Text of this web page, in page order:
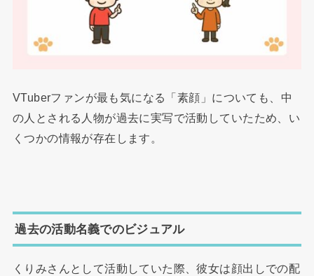
VTuberファンが最も気になる「素顔」についても、中
の人とされる人物が過去に実写で活動していたため、い
くつかの情報が存在します。
過去の活動名義でのビジュアル
くりみさんとして活動していた際、彼女は顔出しでの配